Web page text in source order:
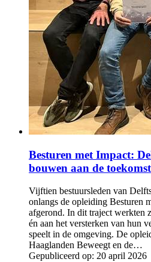
Besturen met Impact:
bouwen aan de toekomst
Vijftien bestuursleden van
onlangs de opleiding Besturen
afgerond. In dit traject werkten
én aan het versterken van hun
speelt in de omgeving. De
Haaglanden Beweegt en de…
Gepubliceerd op: 20 april 2026